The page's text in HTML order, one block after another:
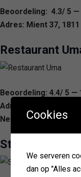
Beoordeling: 4.3/ 5 —
Adres: Mient 37,
Restaurant
Beoordeling: 4.4/ 5 —
Adres:
Netherlands
Stadskaffee
Cookies
We serveren
dan op "Alles